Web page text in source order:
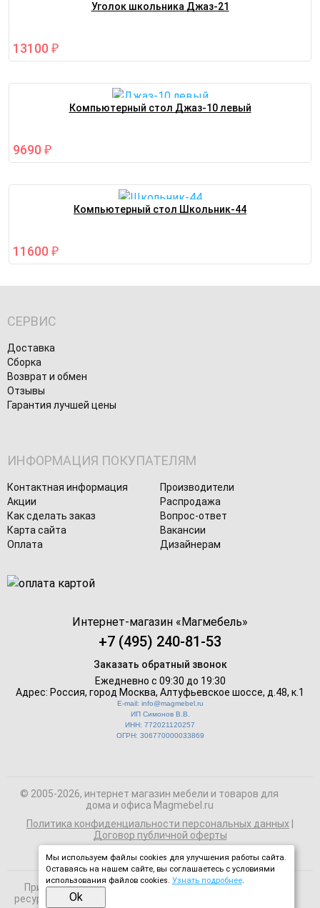
Уголок школьника Джаз-21
13100 ₽
Компьютерный стол Джаз-10 левый
9690 ₽
Компьютерный стол Школьник-44
11600 ₽
СЕРВИС
Доставка
Сборка
Возврат и обмен
Отзывы
Гарантия лучшей цены
ИНФОРМАЦИЯ ПОКУПАТЕЛЯМ
Контактная информация
Производители
Акции
Распродажа
Как сделать заказ
Вопрос-ответ
Карта сайта
Вакансии
Оплата
Дизайнерам
Интернет-магазин « Магмебель»
+7 (495) 240-81-53
Заказать обратный звонок
Ежедневно с 09:30 до 19:30
Адрес: Россия, город Москва, Алтуфьевское шоссе, д.48, к.1
E-mail: info@magmebel.ru
ИП Симонов В.В.
ИНН: 772021120257
ОГРН: 306770000033869
© 2005-2026, интернет магазин мебели и товаров для
дома и офиса Magmebel.ru
Политика конфиденциальности персональных данных
Договор публичной оферты
При использовании материалов сайта на сторонних
ресурсах активная ссылка на magmebel.ru обязательна.
Мы используем файлы cookies для улучшения работы сайта.
Оставаясь на нашем сайте, вы соглашаетесь с условиями
использования файлов cookies. Узнать подробнее.
Ok